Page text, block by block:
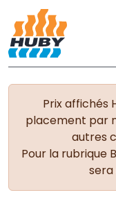
Prix affichés
placement par
autres
Pour la rubrique
sera